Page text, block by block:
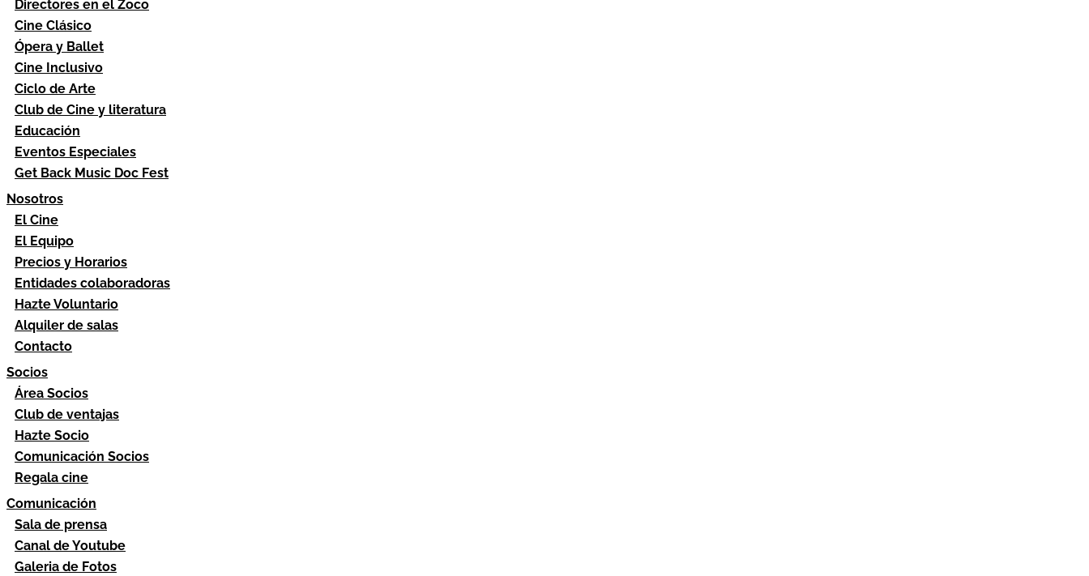
Directores en el Zoco
Cine Clásico
Ópera y Ballet
Cine Inclusivo
Ciclo de Arte
Club de Cine y literatura
Educación
Eventos Especiales
Get Back Music Doc Fest
Nosotros
El Cine
El Equipo
Precios y Horarios
Entidades colaboradoras
Hazte Voluntario
Alquiler de salas
Contacto
Socios
Área Socios
Club de ventajas
Hazte Socio
Comunicación Socios
Regala cine
Comunicación
Sala de prensa
Canal de Youtube
Galeria de Fotos